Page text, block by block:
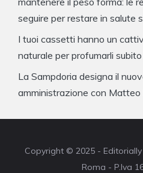
seguire per restare in salute
I tuoi cassetti hanno un
naturale per profumarli subito
La Sampdoria designa il
amministrazione con
Copyright © 2025 -
Roma - P.Iva